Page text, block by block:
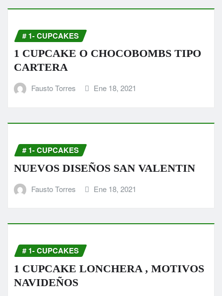
# 1- CUPCAKES
1 CUPCAKE O CHOCOBOMBS TIPO
CARTERA
Fausto Torres Ene 18, 2021
# 1- CUPCAKES
NUEVOS DISEÑOS SAN VALENTIN
Fausto Torres Ene 18, 2021
# 1- CUPCAKES
1 CUPCAKE LONCHERA , MOTIVOS
NAVIDEÑOS